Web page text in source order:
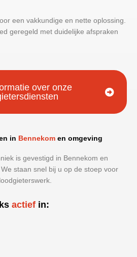
een vakkundige en nette oplossing.
geregeld met duidelijke afspraken
over onze
in Bennekom en omgeving
is gevestigd in Bennekom en
staan snel bij u op de stoep voor
actief in: